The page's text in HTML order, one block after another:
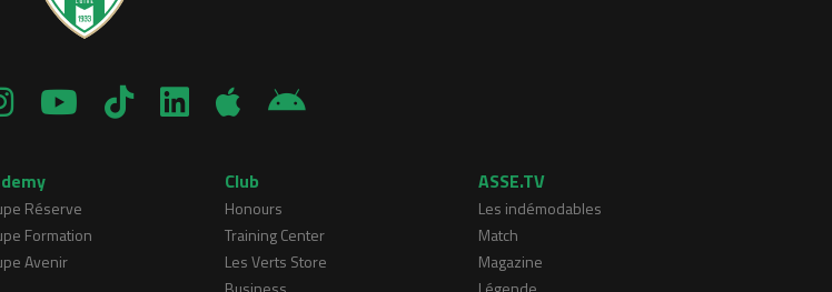
Réserve
Formation
Avenir
Club
Honours
Training Center
Les Verts Store
ASSE.TV
Les indémodables
Match
Magazine